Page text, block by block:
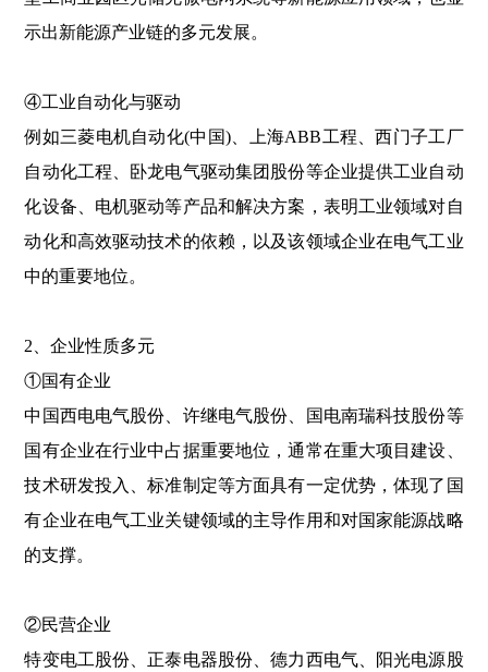
示出新能源产业链的多元发展。
④工业自动化与驱动
例如三菱电机自动化(中国)、上海ABB工程、西门子工厂
自动化工程、卧龙电气驱动集团股份等企业提供工业自动
化设备、电机驱动等产品和解决方案，表明工业领域对自
动化和高效驱动技术的依赖，以及该领域企业在电气工业
中的重要地位。
2、企业性质多元
①国有企业
中国西电电气股份、许继电气股份、国电南瑞科技股份等
国有企业在行业中占据重要地位，通常在重大项目建设、
技术研发投入、标准制定等方面具有一定优势，体现了国
有企业在电气工业关键领域的主导作用和对国家能源战略
的支撑。
②民营企业
特变电工股份、正泰电器股份、德力西电气、阳光电源股